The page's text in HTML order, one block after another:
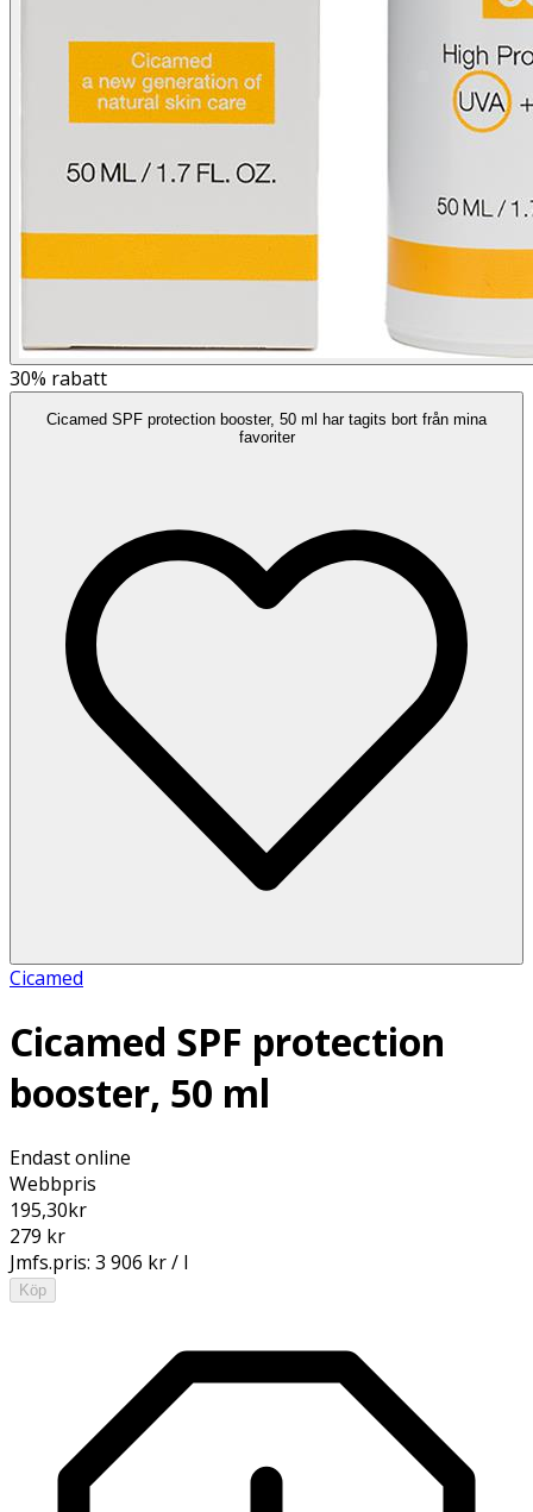
30% rabatt
Cicamed SPF protection booster, 50 ml har tagits bort från mina
favoriter
Cicamed
Cicamed SPF protection
booster, 50 ml
Endast online
Webbpris
195,30kr
279 kr
Jmfs.pris: 3 906 kr / l
Köp